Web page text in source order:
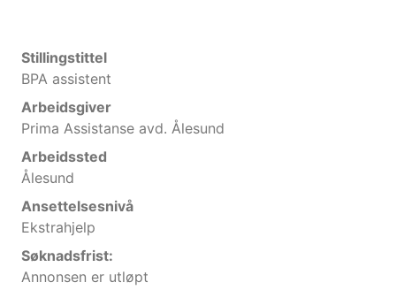
Stillingstittel
BPA assistent
Arbeidsgiver
Prima Assistanse avd. Ålesund
Arbeidssted
Ålesund
Ansettelsesnivå
Ekstrahjelp
Søknadsfrist:
Annonsen er utløpt